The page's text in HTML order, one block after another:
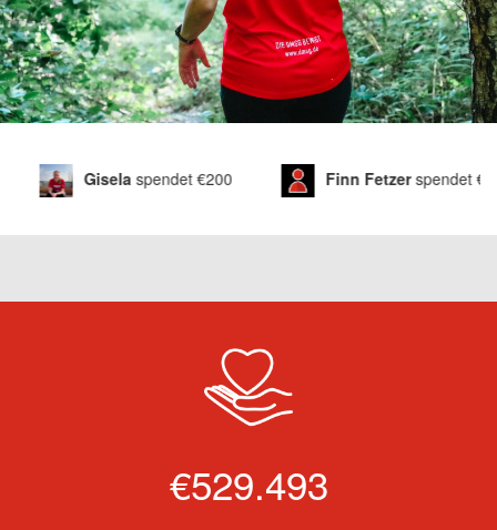
Finn Fetzerspendet€28 Barbara
€529.493